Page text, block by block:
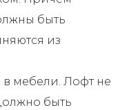
быть
из
мебели. Лофт не
быть